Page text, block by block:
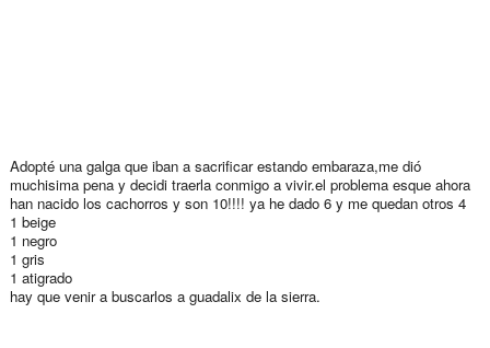
Adopté una galga que iban a sacrificar estando embaraza,me dió
muchisima pena y decidi traerla conmigo a vivir.el problema esque ahora
han nacido los cachorros y son 10!!!! ya he dado 6 y me quedan otros 4
1 beige
1 negro
1 gris
1 atigrado
hay que venir a buscarlos a guadalix de la sierra.